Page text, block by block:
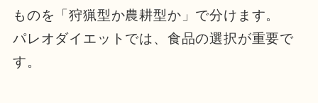
ものを「狩猟型か農耕型か」で分けます。
パレオダイエットでは、食品の選択が重要で
す。